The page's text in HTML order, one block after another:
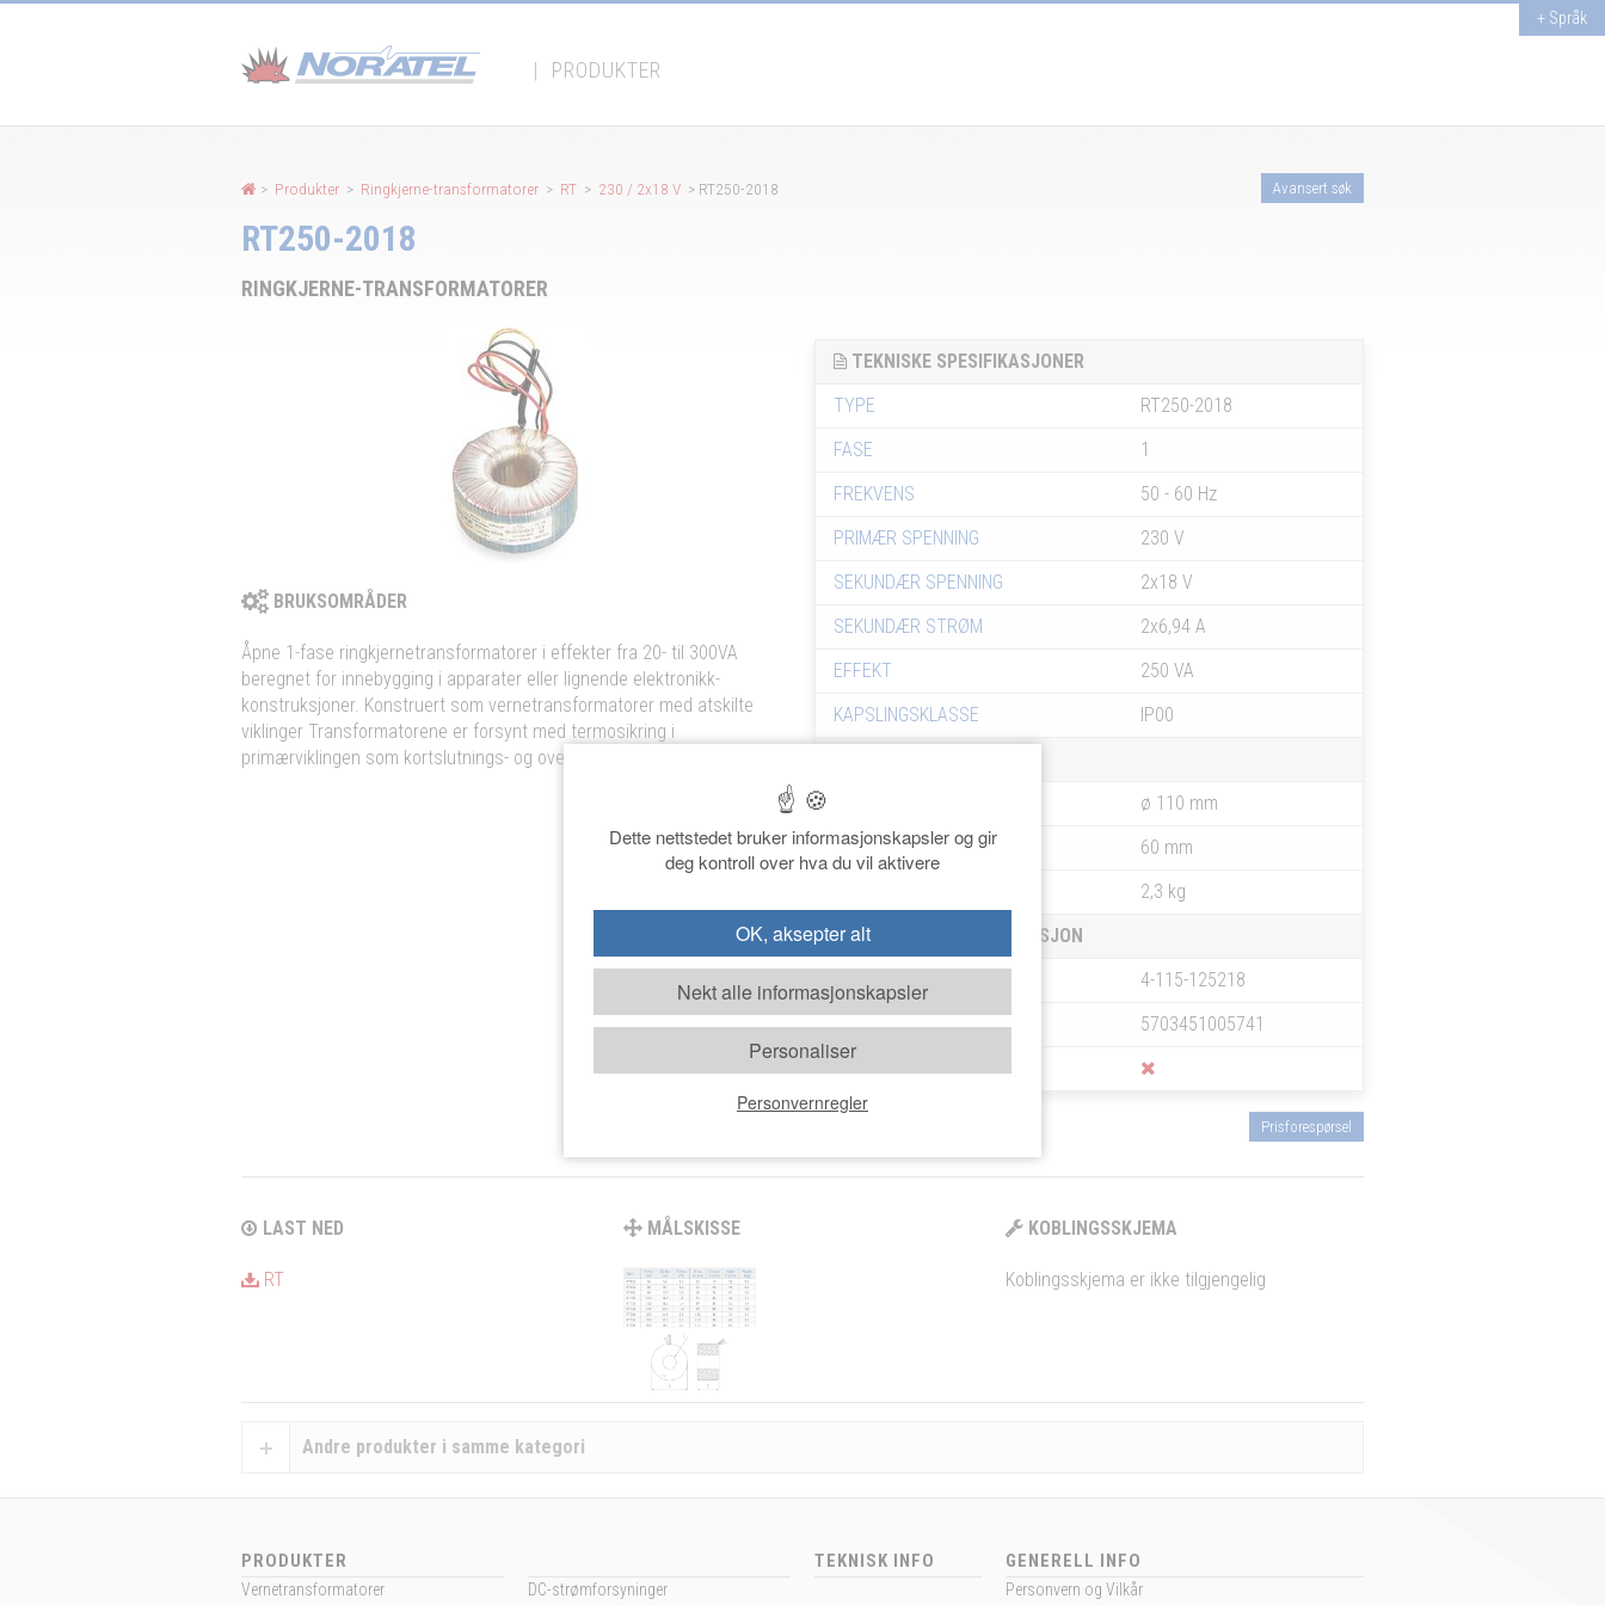
+ Språk
| PRODUKTER
> Produkter > Ringkjerne-transformatorer > RT > 230 / 2x18 V > RT250-2018 Avansert søk
RT250-2018
RINGKJERNE-TRANSFORMATORER
BRUKSOMRÅDER
Åpne 1-fase ringkjernetransformatorer i effekter fra 20- til 300VA
beregnet for innebygging i apparater eller lignende elektronikk-
konstruksjoner. Konstruert som vernetransformatorer med atskilte
viklinger Transformatorene er forsynt med termosikring i
primærviklingen som kortslutnings- og overlast beskyttelse.
TEKNISKE SPESIFIKASJONER
TYPE
RT250-2018
FASE
1
FREKVENS
50 - 60 Hz
PRIMÆR SPENNING
230 V
SEKUNDÆR SPENNING
2x18 V
SEKUNDÆR STRØM
2x6,94 A
EFFEKT
250 VA
KAPSLINGSKLASSE
IP00
ø 110 mm
HØYDE
60 mm
2,3 kg
BESTILLINGSINFORMASJON
ART. NR.
4-115-125218
EAN NR.
5703451005741
LAGER
Prisforespørsel
LAST NED
RT
MÅLSKISSE KOBLINGSSKJEMA
Koblingsskjema er ikke tilgjengelig
Andre produkter i samme kategori
PRODUKTER
Vernetransformatorer
DC-strømforsyninger
TEKNISK INFO GENERELL INFO
Personvern og Vilkår
Panel for informasjonskapsler
Dette nettstedet bruker informasjonskapsler og gir
deg kontroll over hva du vil aktivere
OK, aksepter alt
Nekt alle informasjonskapsler
Personaliser
Personvernregler